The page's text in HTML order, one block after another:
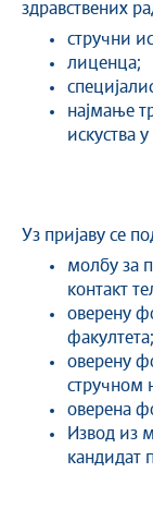
здравствених
стручни
лиценца;
најмање
искуства
Уз пријаву се
молбу за
контакт
оверену
факултета;
оверену
стручном
оверена
Извод из
кандидат